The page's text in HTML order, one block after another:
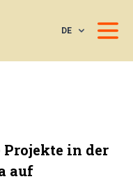
DE
in der
auf